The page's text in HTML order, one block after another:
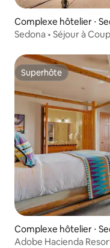
Complexe hôtelier ⋅
Sedona • Séjour à
Superhôte
Superhôte
Complexe hôtelier ⋅
Adobe Hacienda